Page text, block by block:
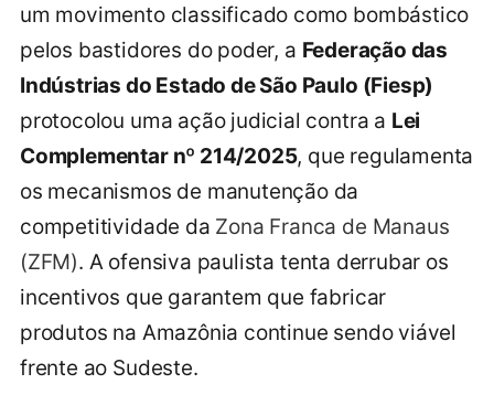
um movimento classificado como bombástico
pelos bastidores do poder, a Federação das
Indústrias do Estado de São Paulo (Fiesp)
protocolou uma ação judicial contra a Lei
Complementar nº 214/2025, que regulamenta
os mecanismos de manutenção da
competitividade da Zona Franca de Manaus
(ZFM). A ofensiva paulista tenta derrubar os
incentivos que garantem que fabricar
produtos na Amazônia continue sendo viável
frente ao Sudeste.